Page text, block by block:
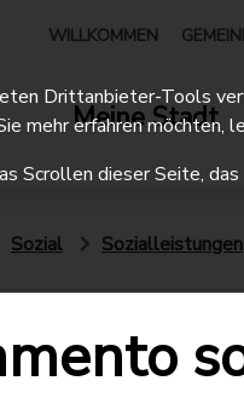
WILLKOMMEN
Meine Stadt
Sozial Sozialleistungen
Drittanbieter-Tools
mehr erfahren möchten,
Scrollen dieser Seite,